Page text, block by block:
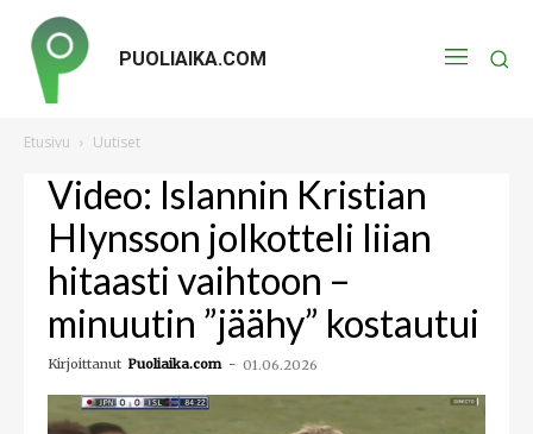
PUOLIAIKA.COM
Etusivu Uutiset
Video: Islannin Kristian
Hlynsson jolkotteli liian
hitaasti vaihtoon –
minuutin ”jäähy” kostautui
Kirjoittanut Puoliaika.com - 01.06.2026